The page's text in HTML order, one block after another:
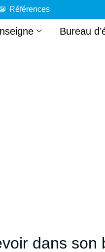
Références
Bureau
dans son